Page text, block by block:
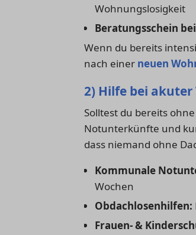
Wohnungslosigkeit
Beratungsschein
Wenn du bereits
nach einer neuen
2) Hilfe bei
Solltest du bereits
Notunterkünfte und
dass niemand ohne
Kommunale
Wochen
Obdachlosenhilfen:
Frauen- &